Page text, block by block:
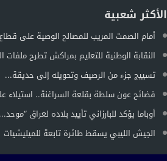
الأكثر شعبية
أمام الصمت المريب للمصالح الوصية على
النقابة الوطنية للتعليم بمراكش تطرح ملفات
تسييج جزء من الرصيف وتحويله إلى حديقة...
فضائح عون سلطة بقلعة السراغنة.. استيلاء
أوباما يؤكد للبارزاني تأييد بلاده لعراق “موحد...
الجيش الليبي يسقط طائرة تابعة للميليشيات